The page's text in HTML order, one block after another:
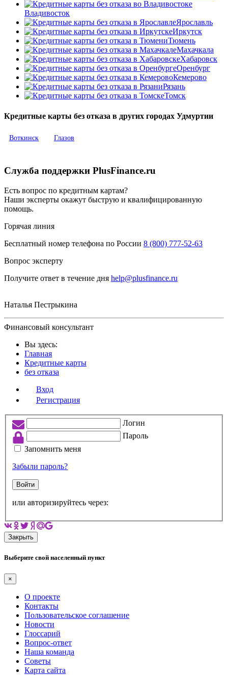
Владивосток
Ярославль
Иркутск
Тюмень
Махачкала
Хабаровск
Оренбург
Кемерово
Рязань
Томск
Кредитные карты без отказа в других городах Удмуртии
Воткинск Глазов
Служба поддержки PlusFinance.ru
Есть вопрос по кредитным картам?
Наши эксперты окажут быструю и квалифицированную
помощь.
Горячая линия
Бесплатный номер телефона по России 8 (800) 777-52-63
Вопрос эксперту
Получите ответ в течение дня help@plusfinance.ru
Наталья Пестрыкина
Финансовый консультант
Вы здесь:
Главная
Кредитные карты
без отказа
Вход
Регистрация
Логин
Пароль
Запомнить меня
Забыли пароль?
Войти
или авторизируйтесь через:
Закрыть
Выберите свой населенный пункт
×
О проекте
Контакты
Пользовательское соглашение
Новости
Глоссарий
Вопрос-ответ
Наша команда
Советы
Карта сайта